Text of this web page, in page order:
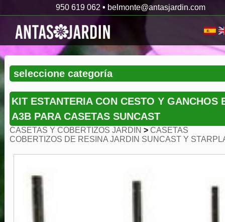
950 619 062 • belmonte@antasjardin.com
KIT ESTANTERIA CON CESTO Y GANCHOS
A3B PARA CASETAS SUNCAST
CASETAS Y COBERTIZOS JARDIN > CASETAS
COBERTIZOS DE RESINA JARDIN SUNCAST Y